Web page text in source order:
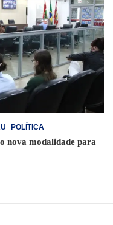
POLÍTICA
nova modalidade para